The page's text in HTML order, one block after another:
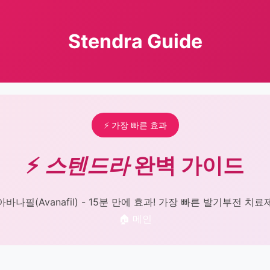
Stendra Guide
⚡ 가장 빠른 효과
⚡ 스텐드라완벽 가이드
바나필(Avanafil) - 15분 만에 효과! 가장 빠른 발기부전 치료
🏠 메인